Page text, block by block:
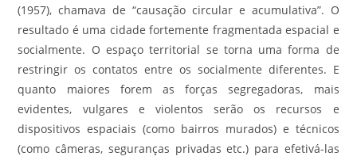
(1957), chamava de “causação circular e acumulativa”. O
resultado é uma cidade fortemente fragmentada espacial e
socialmente. O espaço territorial se torna uma forma de
restringir os contatos entre os socialmente diferentes. E
quanto maiores forem as forças segregadoras, mais
evidentes, vulgares e violentos serão os recursos e
dispositivos espaciais (como bairros murados) e técnicos
(como câmeras, seguranças privadas etc.) para efetivá-las